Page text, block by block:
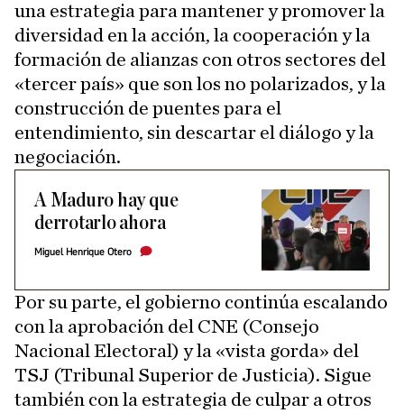
una estrategia para mantener y promover la
diversidad en la acción, la cooperación y la
formación de alianzas con otros sectores del
«tercer país» que son los no polarizados, y la
construcción de puentes para el
entendimiento, sin descartar el diálogo y la
negociación.
A Maduro hay que
derrotarlo ahora
Miguel Henrique Otero
Por su parte, el gobierno continúa escalando
con la aprobación del CNE (Consejo
Nacional Electoral) y la «vista gorda» del
TSJ (Tribunal Superior de Justicia). Sigue
también con la estrategia de culpar a otros